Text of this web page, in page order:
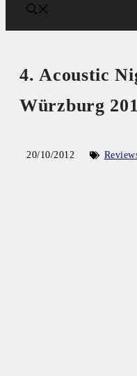
4. Acoustic
Würzburg
20/10/2012